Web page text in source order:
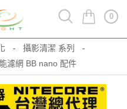
0
- 攝影清潔 系列 -
濾網 BB nano 配件